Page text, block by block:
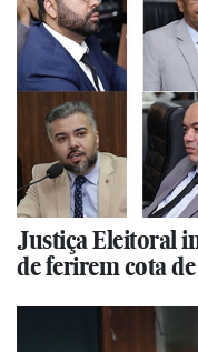
Justiça Eleitoral
de ferirem cota